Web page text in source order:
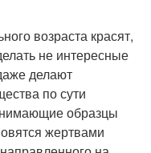
возраста красят,
не интересные
делают
по сути
образцы
жертвами